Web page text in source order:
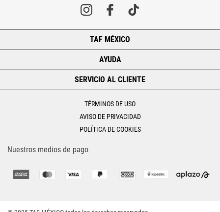
TAF MÉXICO
AYUDA
SERVICIO AL CLIENTE
TÉRMINOS DE USO
AVISO DE PRIVACIDAD
POLÍTICA DE COOKIES
Nuestros medios de pago